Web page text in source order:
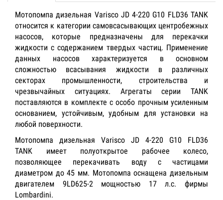
Мотопомпа дизельная Varisco JD 4-220 G10 FLD36 TANK
относится к категории самовсасывающих центробежных
насосов, которые предназначены для перекачки
жидкости с содержанием твердых частиц. Применение
данных насосов характеризуется в основном
сложностью всасывания жидкости в различных
секторах промышленности, строительства и
чрезвычайных ситуациях. Агрегаты серии TANK
поставляются в комплекте с особо прочным усиленным
основанием, устойчивым, удобным для установки на
любой поверхности.
Мотопомпа дизельная Varisco JD 4-220 G10 FLD36
TANK имеет полуоткрытое рабочее колесо,
позволяющее перекачивать воду с частицами
диаметром до 45 мм. Мотопомпа оснащена дизельным
двигателем 9LD625-2 мощностью 17 л.с. фирмы
Lombardini.